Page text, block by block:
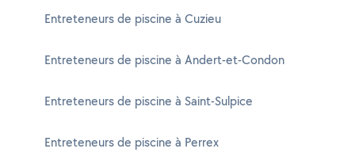
Entreteneurs de piscine à Cuzieu
Entreteneurs de piscine à Andert-et-Condon
Entreteneurs de piscine à Saint-Sulpice
Entreteneurs de piscine à Perrex